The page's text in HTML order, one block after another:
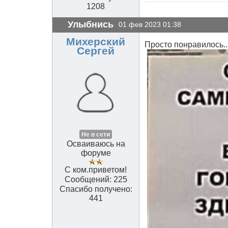
1208
Улыбнись 01 фев 2023 01:38
Михерский
Сергей
Не в сети
Осваиваюсь на
форуме
С ком.приветом!
Сообщений: 225
Спасибо получено:
441
Просто